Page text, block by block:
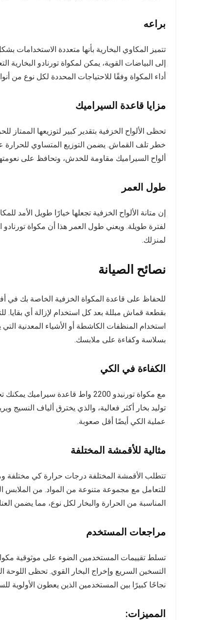
براعه
تتميز المكاوي البخارية بأنها متعددة
إلى البياضات القوية، يمكن لمكواة تورنادو
أداء المكواة وفقًا للاحتياجات المحددة لكل نوع
مزايا قاعدة السيراميك
تحظى الألواح الخزفية بتقدير كبير لتوزيعها
خطر تلف القماش. يضمن التوزيع المتساوي
ألواح السيراميك مقاومة للخدش، وتحافظ على
طول العمر
إن متانة الألواح الخزفية تجعلها خيارًا طويل الأمد
لفترة طويلة. ويعني طول العمر هذا أن مكواة تورنادو
لمنزلك.
نصائح الصيانة
للحفاظ على قاعدة المكواة الخزفية الخاصة بك في
بقطعة قماش مبللة بعد كل استخدام لإزالة أي بقايا.
استخدام المنظفات الكاشطة أو الأشياء المعدنية
بسلاسة وكفاءة على ملابسك.
الكفاءة في الكي
مع مكواة تورنيدو 2200 واط قاعدة
توليد بخار أكثر فعالية، والذي يخترق ألياف
عملية الكي أيضًا أقل صعوبة.
مثالية للأقمشة المختلفة
للتعامل مع مجموعة متنوعة من المواد. من الملابس
المناسبة من الحرارة والبخار لكل نوع، مما يضمن
مراجعات المستخدم
تسلط تقييمات المستخدمين الضوء على موثوقية
التسخين السريع وإخراج البخار القوي. تحظى اللوحة
نجاحًا كبيرًا بين المستخدمين الذين يعطون الأولوية
المميزات: